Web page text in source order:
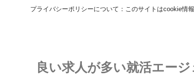
プライバシーポリシーについて：このサイトはcookie情
良い求人が多い就活エー